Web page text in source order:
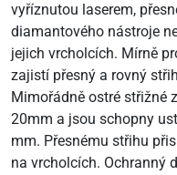
vyříznutou laserem,
diamantového nástroje
jejich vrcholcích. Mírně
zajistí přesný a rovný
Mimořádně ostré střižné
20mm a jsou schopny
mm. Přesnému střihu
na vrcholcích. Ochranný